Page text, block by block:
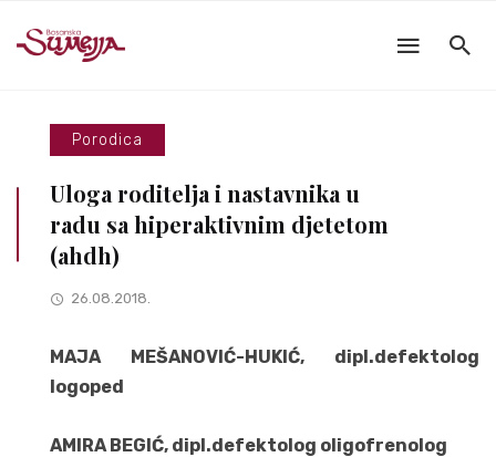
Porodica
Uloga roditelja i nastavnika u
radu sa hiperaktivnim djetetom
(ahdh)
26.08.2018.
MAJA MEŠANOVIĆ-HUKIĆ, dipl.defektolog
logoped
AMIRA BEGIĆ, dipl.defektolog oligofrenolog